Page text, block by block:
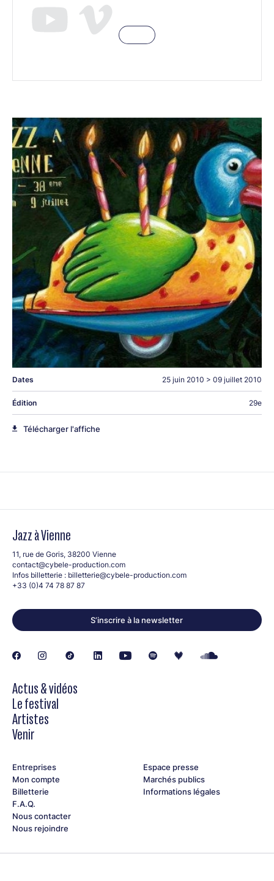
SpokFrevo Orchestra
François René Duchable
François René Duchable Piano récital autour de la Note Bleue
Céline Bonacina Trio
Céline Bonacina, «Alefa» trio, Lauréat ReZZo 2009
Dates 25 juin 2010 > 09 juillet 2010
Édition 29e
Télécharger l'affiche
Jazz à Vienne
11, rue de Goris, 38200 Vienne
contact@cybele-production.com
Infos billetterie : billetterie@cybele-production.com
+33 (0)4 74 78 87 87
S’inscrire à la newsletter
Actus & vidéos
Le festival
Artistes
Venir
Entreprises
Mon compte
Billetterie
F.A.Q.
Nous contacter
Nous rejoindre
Espace presse
Marchés publics
Informations légales